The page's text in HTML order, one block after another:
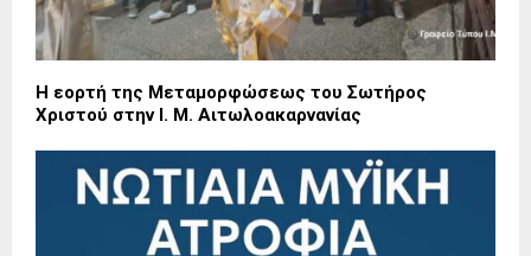
Η εορτή της Μεταμορφώσεως του Σωτήρος
Χριστού στην Ι. Μ. Αιτωλοακαρνανίας